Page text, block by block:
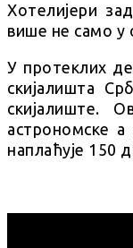
Хотелијери
више не само у
У протеклих
скијалишта
скијалиште.
астрономске
наплаћује 150